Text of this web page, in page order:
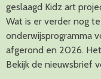
geslaagd Kidz art
Wat is er verder nog
onderwijsprogramma
afgerond en 2026.
Bekijk de nieuwsbrief